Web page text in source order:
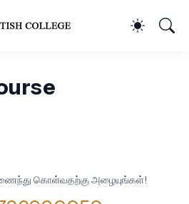
கொள்வதற்கு அழையுங்கள்!